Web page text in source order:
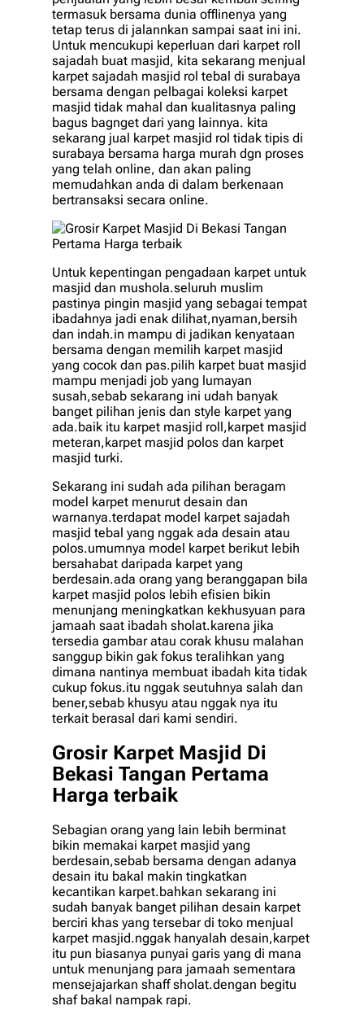
termasuk bersama dunia offlinenya yang
tetap terus di jalannkan sampai saat ini ini.
Untuk mencukupi keperluan dari karpet roll
sajadah buat masjid, kita sekarang menjual
karpet sajadah masjid rol tebal di surabaya
bersama dengan pelbagai koleksi karpet
masjid tidak mahal dan kualitasnya paling
bagus bagnget dari yang lainnya. kita
sekarang jual karpet masjid rol tidak tipis di
surabaya bersama harga murah dgn proses
yang telah online, dan akan paling
memudahkan anda di dalam berkenaan
bertransaksi secara online.
Untuk kepentingan pengadaan karpet untuk
masjid dan mushola.seluruh muslim
pastinya pingin masjid yang sebagai tempat
ibadahnya jadi enak dilihat,nyaman,bersih
dan indah.in mampu di jadikan kenyataan
bersama dengan memilih karpet masjid
yang cocok dan pas.pilih karpet buat masjid
mampu menjadi job yang lumayan
susah,sebab sekarang ini udah banyak
banget pilihan jenis dan style karpet yang
ada.baik itu karpet masjid roll,karpet masjid
meteran,karpet masjid polos dan karpet
masjid turki.
Sekarang ini sudah ada pilihan beragam
model karpet menurut desain dan
warnanya.terdapat model karpet sajadah
masjid tebal yang nggak ada desain atau
polos.umumnya model karpet berikut lebih
bersahabat daripada karpet yang
berdesain.ada orang yang beranggapan bila
karpet masjid polos lebih efisien bikin
menunjang meningkatkan kekhusyuan para
jamaah saat ibadah sholat.karena jika
tersedia gambar atau corak khusu malahan
sanggup bikin gak fokus teralihkan yang
dimana nantinya membuat ibadah kita tidak
cukup fokus.itu nggak seutuhnya salah dan
bener,sebab khusyu atau nggak nya itu
terkait berasal dari kami sendiri.
Grosir Karpet Masjid Di
Bekasi Tangan Pertama
Harga terbaik
Sebagian orang yang lain lebih berminat
bikin memakai karpet masjid yang
berdesain,sebab bersama dengan adanya
desain itu bakal makin tingkatkan
kecantikan karpet.bahkan sekarang ini
sudah banyak banget pilihan desain karpet
berciri khas yang tersebar di toko menjual
karpet masjid.nggak hanyalah desain,karpet
itu pun biasanya punyai garis yang di mana
untuk menunjang para jamaah sementara
mensejajarkan shaff sholat.dengan begitu
shaf bakal nampak rapi.